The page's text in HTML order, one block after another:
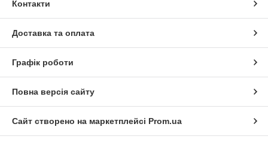
Контакти
Доставка та оплата
Графік роботи
Повна версія сайту
Сайт створено на маркетплейсі Prom.ua